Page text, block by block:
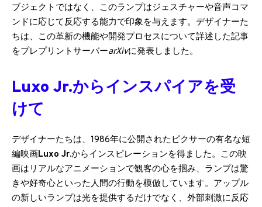
ブジェクトではなく、このランプはジェスチャーや音声コマ
ンドに応じて反応する能力で印象を与えます。デザイナーた
ちは、この革新の機能や開発プロセスについて詳述した記事
をプレプリントサーバーarXivに発表しました。
Luxo Jr.からインスパイアを受
けて
デザイナーたちは、1986年に公開されたピクサーの有名な短
編映画Luxo Jr.からインスピレーションを得ました。この映
画はリアルなアニメーションで観客の心を掴み、ランプは驚
きや好奇心といった人間の行動を模倣しています。アップル
の新しいランプは光を提供するだけでなく、外部刺激に反応